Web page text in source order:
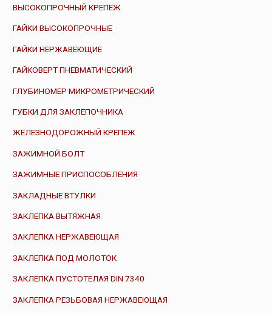
ВЫСОКОПРОЧНЫЙ КРЕПЕЖ
ГАЙКИ ВЫСОКОПРОЧНЫЕ
ГАЙКИ НЕРЖАВЕЮЩИЕ
ГАЙКОВЕРТ ПНЕВМАТИЧЕСКИЙ
ГЛУБИНОМЕР МИКРОМЕТРИЧЕСКИЙ
ГУБКИ ДЛЯ ЗАКЛЕПОЧНИКА
ЖЕЛЕЗНОДОРОЖНЫЙ КРЕПЕЖ
ЗАЖИМНОЙ БОЛТ
ЗАЖИМНЫЕ ПРИСПОСОБЛЕНИЯ
ЗАКЛАДНЫЕ ВТУЛКИ
ЗАКЛЕПКА ВЫТЯЖНАЯ
ЗАКЛЕПКА НЕРЖАВЕЮЩАЯ
ЗАКЛЕПКА ПОД МОЛОТОК
ЗАКЛЕПКА ПУСТОТЕЛАЯ DIN 7340
ЗАКЛЕПКА РЕЗЬБОВАЯ НЕРЖАВЕЮЩАЯ